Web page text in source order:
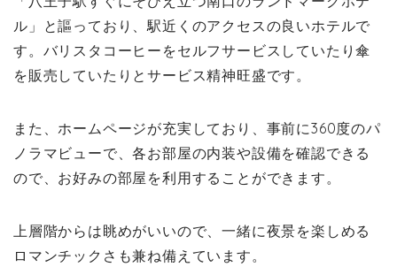
ル」と謳っており、駅近くのアクセスの良いホテルで
す。バリスタコーヒーをセルフサービスしていたり傘
を販売していたりとサービス精神旺盛です。
また、ホームページが充実しており、事前に360度のパ
ノラマビューで、各お部屋の内装や設備を確認できる
ので、お好みの部屋を利用することができます。
上層階からは眺めがいいので、一緒に夜景を楽しめる
ロマンチックさも兼ね備えています。